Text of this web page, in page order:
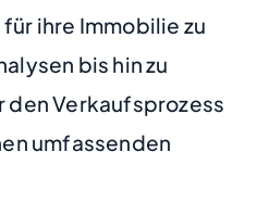
ihre Immobilie zu
bis hin zu
den Verkaufsprozess
umfassenden